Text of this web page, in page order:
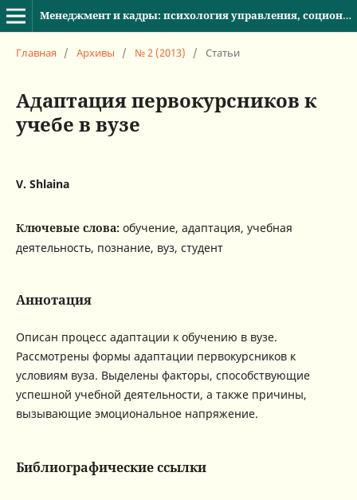
Менеджмент и кадры: психология управления, соционика и социология
Главная / Архивы / № 2 (2013) / Статьи
Адаптация первокурсников к
учебе в вузе
V. Shlaina
Ключевые слова: обучение, адаптация, учебная
деятельность, познание, вуз, студент
Аннотация
Описан процесс адаптации к обучению в вузе.
Рассмотрены формы адаптации первокурсников к
условиям вуза. Выделены факторы, способствующие
успешной учебной деятельности, а также причины,
вызывающие эмоциональное напряжение.
Библиографические ссылки